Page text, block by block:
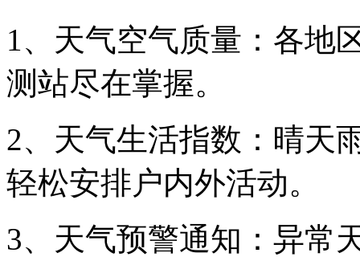
1、天气空气质量：各地
测站尽在掌握。
2、天气生活指数：晴天
轻松安排户内外活动。
3、天气预警通知：异常